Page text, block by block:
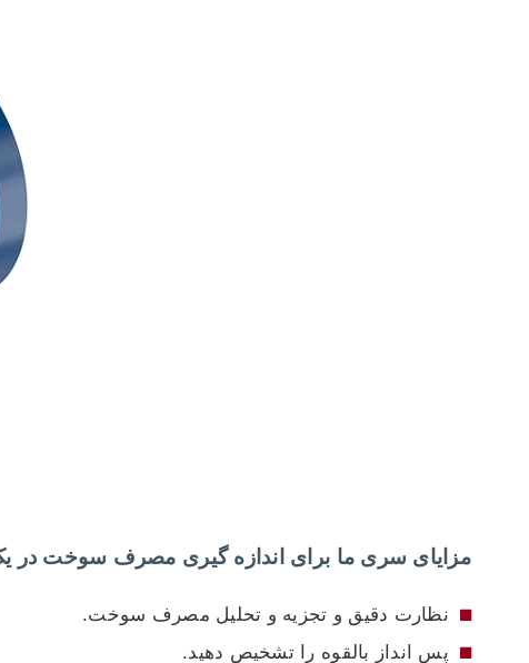
مزایای سری ما برای اندازه گیری مصرف سوخت در
نظارت دقیق و تجزیه و تحلیل مصرف سوخت.
پس انداز بالقوه را تشخیص دهید.